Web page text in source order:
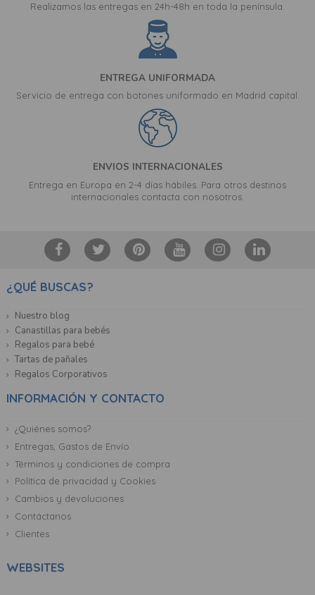
Realizamos las entregas en 24h-48h en toda la península.
ENTREGA UNIFORMADA
Servicio de entrega con botones uniformado en Madrid capital.
ENVIOS INTERNACIONALES
Entrega en Europa en 2-4 días hábiles. Para otros destinos
internacionales contacta con nosotros.
¿QUÉ BUSCAS?
Nuestro blog
Canastillas para bebés
Regalos para bebé
Tartas de pañales
Regalos Corporativos
INFORMACIÓN Y CONTACTO
¿Quiénes somos?
Entregas, Gastos de Envío
Términos y condiciones de compra
Política de privacidad y Cookies
Cambios y devoluciones
Contáctanos
Clientes
WEBSITES